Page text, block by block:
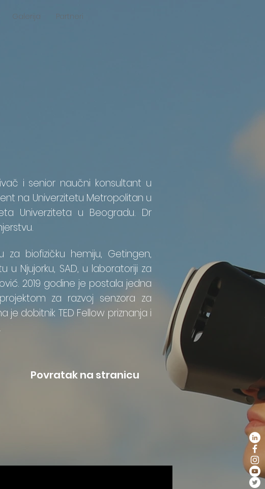
Galerija Partneri
i senior naučni konsultant u
na Univerzitetu Metropolitan u
Univerziteta u Beogradu. Dr
za biofizičku hemiju, Getingen,
Njujorku, SAD, u laboratoriji za
2019 godine je postala jedna
za razvoj senzora za
dobitnik TED Fellow priznanja i
Povratak na stranicu